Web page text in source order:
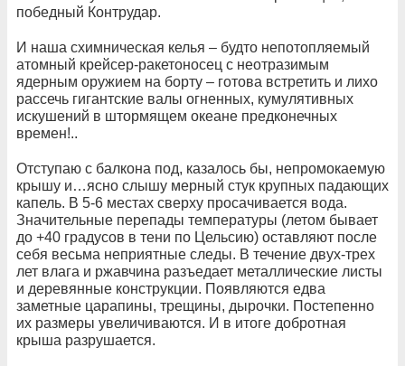
победный Контрудар.
И наша схимническая келья – будто непотопляемый
атомный крейсер-ракетоносец с неотразимым
ядерным оружием на борту – готова встретить и лихо
рассечь гигантские валы огненных, кумулятивных
искушений в штормящем океане предконечных
времен!..
Отступаю с балкона под, казалось бы, непромокаемую
крышу и…ясно слышу мерный стук крупных падающих
капель. В 5-6 местах сверху просачивается вода.
Значительные перепады температуры (летом бывает
до +40 градусов в тени по Цельсию) оставляют после
себя весьма неприятные следы. В течение двух-трех
лет влага и ржавчина разъедает металлические листы
и деревянные конструкции. Появляются едва
заметные царапины, трещины, дырочки. Постепенно
их размеры увеличиваются. И в итоге добротная
крыша разрушается.